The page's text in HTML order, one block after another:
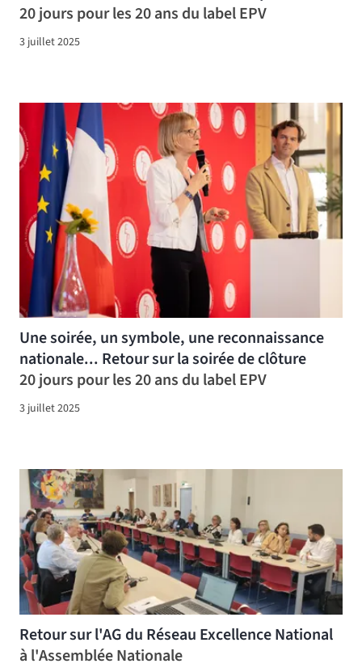
20 jours pour les 20 ans du label EPV
3 juillet 2025
Une soirée, un symbole, une reconnaissance
nationale... Retour sur la soirée de clôture
20 jours pour les 20 ans du label EPV
3 juillet 2025
Retour sur l'AG du Réseau Excellence National
à l'Assemblée Nationale